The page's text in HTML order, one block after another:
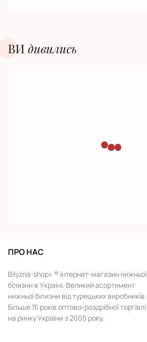
ВИ дивилиcь
ПРО НАС
Bilyzna-shop» ® інтернет-магазин нижньої
білизни в Україні. Великий асортимент
нижньої білизни від турецьких виробників.
Більше 15 років оптово-роздрібної торгівлі
на ринку України з 2005 року.